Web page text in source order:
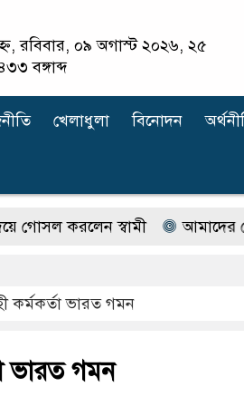
রবিবার, ০৯ অগাস্ট ২০২৬, ২৫
বঙ্গাব্দ
খেলাধুলা বিনোদন
করলেন স্বামী আমাদের নেতা
কর্মকর্তা ভারত গমন
ভারত গমন